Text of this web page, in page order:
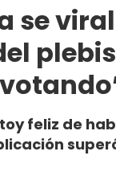
se
feliz de